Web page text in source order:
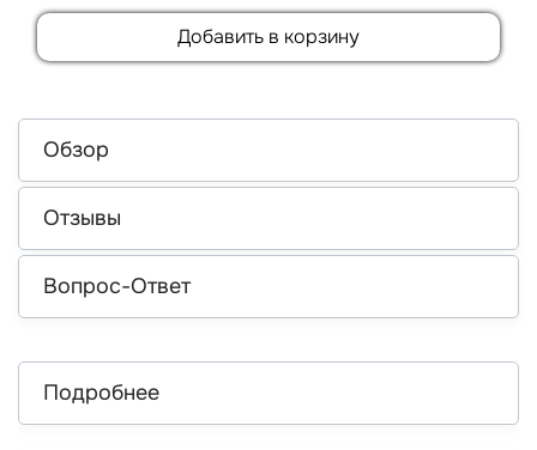
Добавить в корзину
Обзор
Отзывы
Вопрос-Ответ
Подробнее